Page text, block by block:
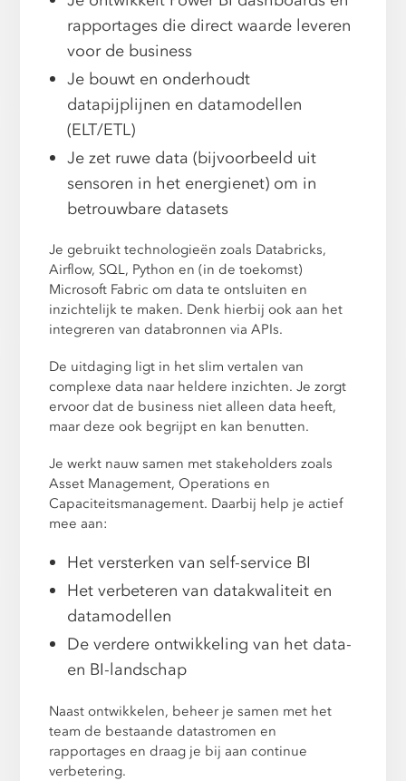
rapportages die direct waarde leveren
voor de business
Je bouwt en onderhoudt
datapijplijnen en datamodellen
(ELT/ETL)
Je zet ruwe data (bijvoorbeeld uit
sensoren in het energienet) om in
betrouwbare datasets
Je gebruikt technologieën zoals Databricks,
Airflow, SQL, Python en (in de toekomst)
Microsoft Fabric om data te ontsluiten en
inzichtelijk te maken. Denk hierbij ook aan het
integreren van databronnen via APIs.
De uitdaging ligt in het slim vertalen van
complexe data naar heldere inzichten. Je zorgt
ervoor dat de business niet alleen data heeft,
maar deze ook begrijpt en kan benutten.
Je werkt nauw samen met stakeholders zoals
Asset Management, Operations en
Capaciteitsmanagement. Daarbij help je actief
mee aan:
Het versterken van self-service BI
Het verbeteren van datakwaliteit en
datamodellen
De verdere ontwikkeling van het data-
en BI-landschap
Naast ontwikkelen, beheer je samen met het
team de bestaande datastromen en
rapportages en draag je bij aan continue
verbetering.